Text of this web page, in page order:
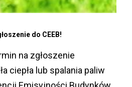
do CEEB!
na zgłoszenie
ciepła lub spalania paliw